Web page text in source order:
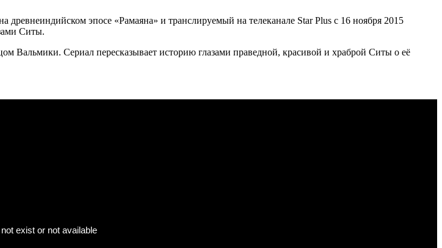
эпосе «Рамаяна» и транслируемый на телеканале Star Plus с 16 ноября 2015
Ситы.
Вальмики. Сериал пересказывает историю глазами праведной, красивой и храброй Ситы о её